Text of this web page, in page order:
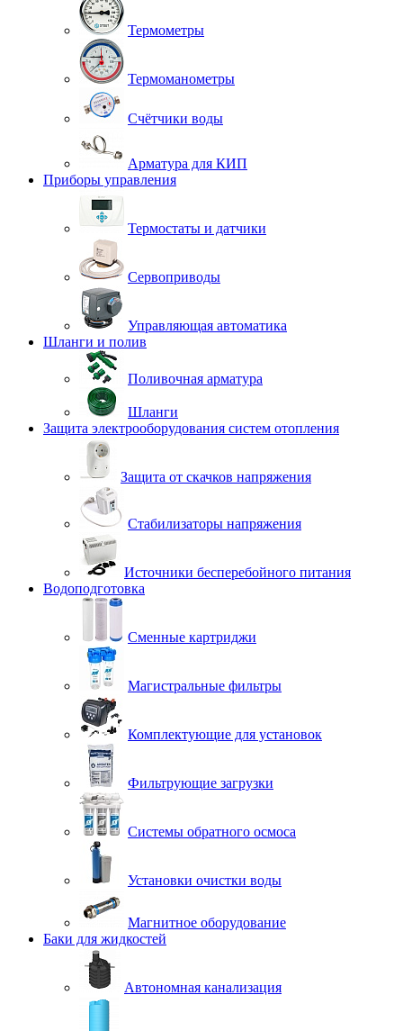
Термометры
Термоманометры
Счётчики воды
Арматура для КИП
Приборы управления
Термостаты и датчики
Сервоприводы
Управляющая автоматика
Шланги и полив
Поливочная арматура
Шланги
Защита электрооборудования систем отопления
Защита от скачков напряжения
Стабилизаторы напряжения
Источники бесперебойного питания
Водоподготовка
Сменные картриджи
Магистральные фильтры
Комплектующие для установок
Фильтрующие загрузки
Системы обратного осмоса
Установки очистки воды
Магнитное оборудование
Баки для жидкостей
Автономная канализация